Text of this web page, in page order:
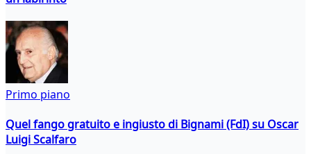
Primo piano
Quel fango gratuito e ingiusto di Bignami (FdI) su Oscar
Luigi Scalfaro